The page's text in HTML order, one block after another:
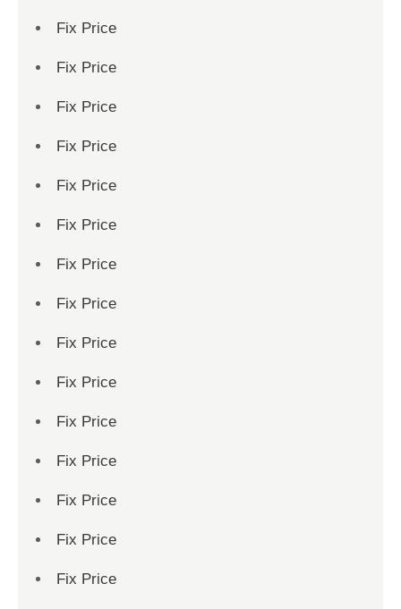
Fix Price
Fix Price
Fix Price
Fix Price
Fix Price
Fix Price
Fix Price
Fix Price
Fix Price
Fix Price
Fix Price
Fix Price
Fix Price
Fix Price
Fix Price